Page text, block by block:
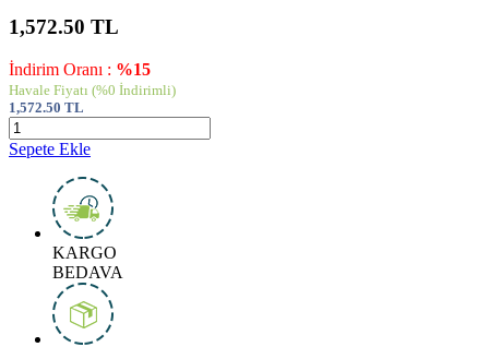
1,572.50 TL
İndirim Oranı : %15
Havale Fiyatı (%0 İndirimli)
1,572.50 TL
Sepete Ekle
KARGO
BEDAVA